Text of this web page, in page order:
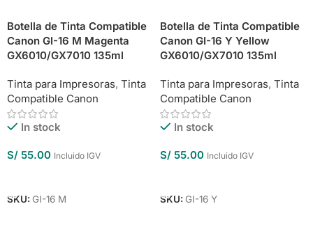
Botella de Tinta Compatible
Canon GI-16 M Magenta
GX6010/GX7010 135ml
Tinta para Impresoras, Tinta
Compatible Canon
In stock
S/ 55.00 Incluido IGV
SKU: GI-16 M
Botella de Tinta Compatible
Canon GI-16 Y Yellow
GX6010/GX7010 135ml
Tinta para Impresoras, Tinta
Compatible Canon
In stock
S/ 55.00 Incluido IGV
SKU: GI-16 Y